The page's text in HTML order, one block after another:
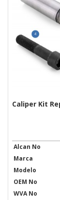
Caliper Kit
Alcan No
Marca
Modelo
OEM No
WVA No